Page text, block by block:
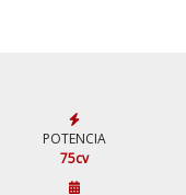
POTENCIA
75cv